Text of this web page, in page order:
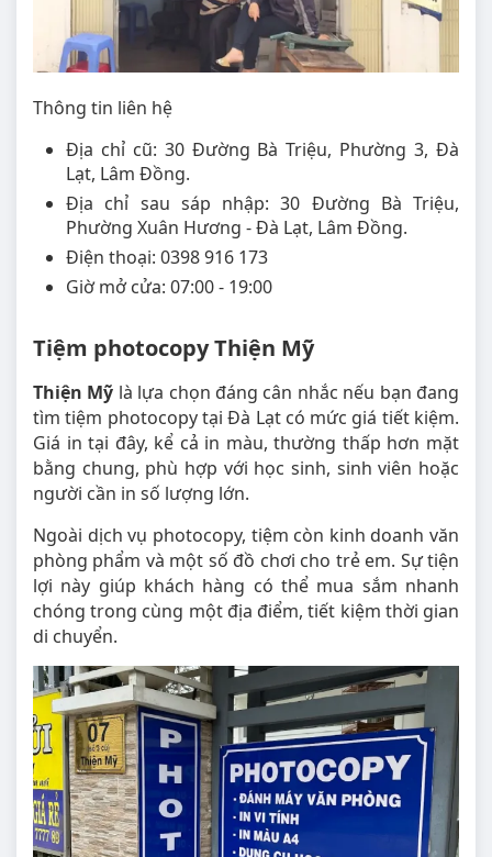
Thông tin liên hệ
Địa chỉ cũ: 30 Đường Bà Triệu, Phường 3, Đà
Lạt, Lâm Đồng.
Địa chỉ sau sáp nhập: 30 Đường Bà Triệu,
Phường Xuân Hương - Đà Lạt, Lâm Đồng.
Điện thoại: 0398 916 173
Giờ mở cửa: 07:00 - 19:00
Tiệm photocopy Thiện Mỹ
Thiện Mỹ là lựa chọn đáng cân nhắc nếu bạn đang
tìm tiệm photocopy tại Đà Lạt có mức giá tiết kiệm.
Giá in tại đây, kể cả in màu, thường thấp hơn mặt
bằng chung, phù hợp với học sinh, sinh viên hoặc
người cần in số lượng lớn.
Ngoài dịch vụ photocopy, tiệm còn kinh doanh văn
phòng phẩm và một số đồ chơi cho trẻ em. Sự tiện
lợi này giúp khách hàng có thể mua sắm nhanh
chóng trong cùng một địa điểm, tiết kiệm thời gian
di chuyển.